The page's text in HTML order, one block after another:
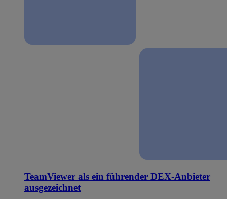
TeamViewer als ein führender DEX-Anbieter
ausgezeichnet